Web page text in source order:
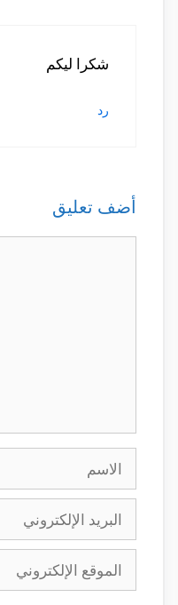
شكرا ليكم
رد
أضف تعليق
الاسم
البريد
الإلكتروني
الموقع
الإلكتروني